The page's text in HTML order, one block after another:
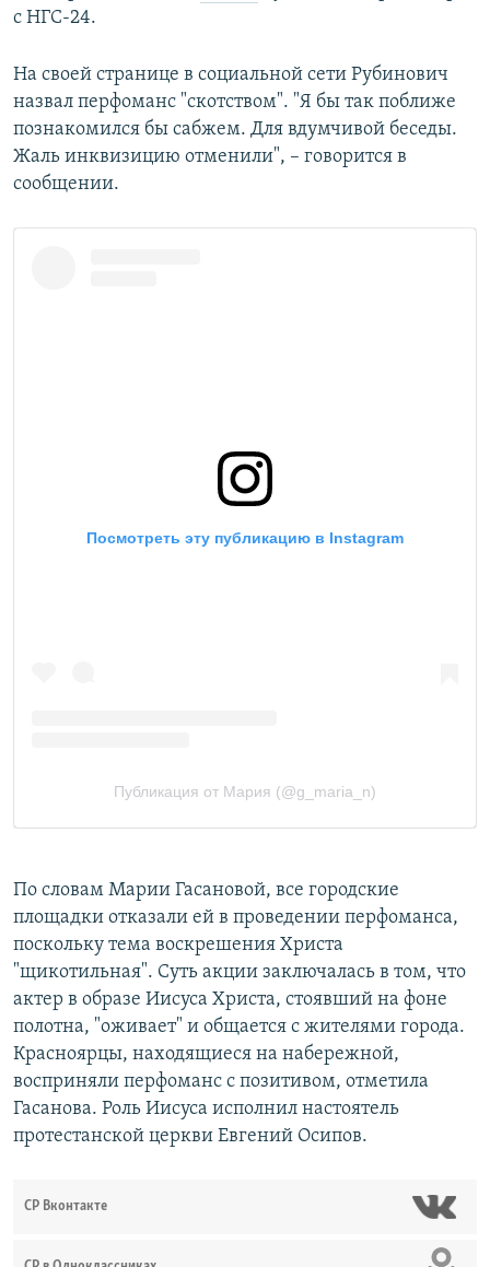
с НГС-24.
На своей странице в социальной сети Рубинович
назвал перфоманс "скотством". "Я бы так поближе
познакомился бы сабжем. Для вдумчивой беседы.
Жаль инквизицию отменили", – говорится в
сообщении.
По словам Марии Гасановой, все городские
площадки отказали ей в проведении перфоманса,
поскольку тема воскрешения Христа
"щикотильная". Суть акции заключалась в том, что
актер в образе Иисуса Христа, стоявший на фоне
полотна, "оживает" и общается с жителями города.
Красноярцы, находящиеся на набережной,
восприняли перфоманс с позитивом, отметила
Гасанова. Роль Иисуса исполнил настоятель
протестанской церкви Евгений Осипов.
СР Вконтакте